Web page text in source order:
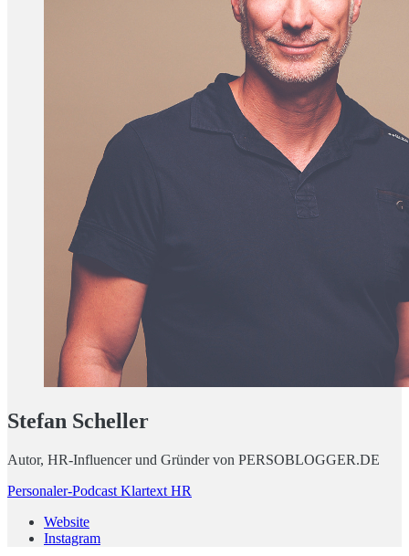
Stefan Scheller
Autor, HR-Influencer und Gründer von PERSOBLOGGER.DE
Personaler-Podcast Klartext HR
Website
Instagram